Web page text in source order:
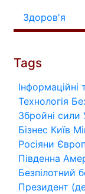
Здоров'я
Tags
Інформаційні
Технологія
Збройні сили
Бізнес Київ
Росіяни
Південна
Безпілотний
Президент